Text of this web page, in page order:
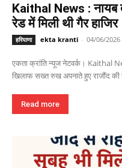
Kaithal News : नायब
रेड में मिली थी गैर हाजिर
हरियाणा ekta kranti - 04/06/2026
एकता क्रांति न्यूज नेटवर्क। Kaithal
खिलाफ सख्त रुख अपनाते हुए राजौंद की
Read more